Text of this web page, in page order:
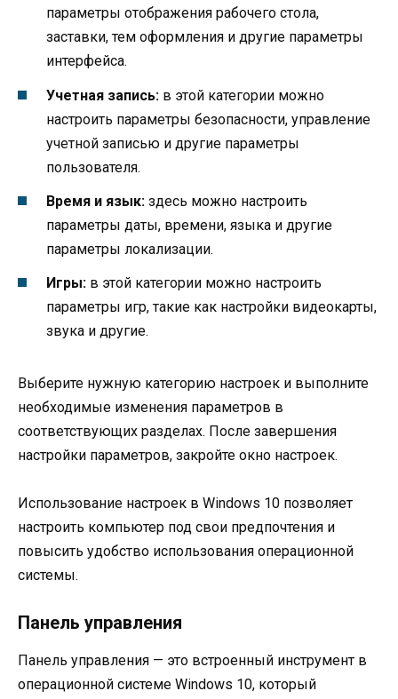
параметры отображения рабочего стола,
заставки, тем оформления и другие параметры
интерфейса.
Учетная запись: в этой категории можно
настроить параметры безопасности, управление
учетной записью и другие параметры
пользователя.
Время и язык: здесь можно настроить
параметры даты, времени, языка и другие
параметры локализации.
Игры: в этой категории можно настроить
параметры игр, такие как настройки видеокарты,
звука и другие.
Выберите нужную категорию настроек и выполните
необходимые изменения параметров в
соответствующих разделах. После завершения
настройки параметров, закройте окно настроек.
Использование настроек в Windows 10 позволяет
настроить компьютер под свои предпочтения и
повысить удобство использования операционной
системы.
Панель управления
Панель управления — это встроенный инструмент в
операционной системе Windows 10, который